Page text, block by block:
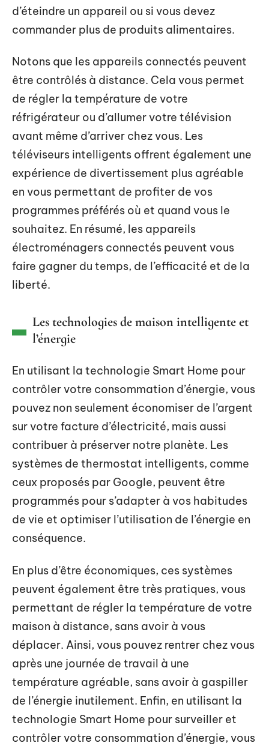
d’éteindre un appareil ou si vous devez
commander plus de produits alimentaires.
Notons que les appareils connectés peuvent
être contrôlés à distance. Cela vous permet
de régler la température de votre
réfrigérateur ou d’allumer votre télévision
avant même d’arriver chez vous. Les
téléviseurs intelligents offrent également une
expérience de divertissement plus agréable
en vous permettant de profiter de vos
programmes préférés où et quand vous le
souhaitez. En résumé, les appareils
électroménagers connectés peuvent vous
faire gagner du temps, de l’efficacité et de la
liberté.
Les technologies de maison intelligente et
l’énergie
En utilisant la technologie Smart Home pour
contrôler votre consommation d’énergie, vous
pouvez non seulement économiser de l’argent
sur votre facture d’électricité, mais aussi
contribuer à préserver notre planète. Les
systèmes de thermostat intelligents, comme
ceux proposés par Google, peuvent être
programmés pour s’adapter à vos habitudes
de vie et optimiser l’utilisation de l’énergie en
conséquence.
En plus d’être économiques, ces systèmes
peuvent également être très pratiques, vous
permettant de régler la température de votre
maison à distance, sans avoir à vous
déplacer. Ainsi, vous pouvez rentrer chez vous
après une journée de travail à une
température agréable, sans avoir à gaspiller
de l’énergie inutilement. Enfin, en utilisant la
technologie Smart Home pour surveiller et
contrôler votre consommation d’énergie, vous